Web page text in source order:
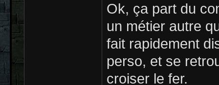
Ok, ça part du
un métier autre
fait rapidement
perso, et se
croiser le fer.